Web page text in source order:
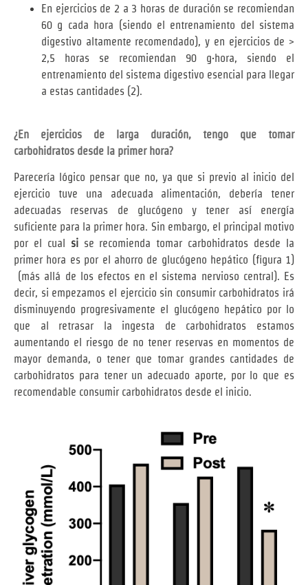
En ejercicios de 2 a 3 horas de duración se recomiendan
60 g cada hora (siendo el entrenamiento del sistema
digestivo altamente recomendado), y en ejercicios de >
2,5 horas se recomiendan 90 g·hora, siendo el
entrenamiento del sistema digestivo esencial para llegar
a estas cantidades (2).
¿En ejercicios de larga duración, tengo que tomar
carbohidratos desde la primer hora?
Parecería lógico pensar que no, ya que si previo al inicio del
ejercicio tuve una adecuada alimentación, debería tener
adecuadas reservas de glucógeno y tener así energía
suficiente para la primer hora. Sin embargo, el principal motivo
por el cual sise recomienda tomar carbohidratos desde la
primer hora es por el ahorro de glucógeno hepático (figura 1)
(más allá de los efectos en el sistema nervioso central). Es
decir, si empezamos el ejercicio sin consumir carbohidratos irá
disminuyendo progresivamente el glucógeno hepático por lo
que al retrasar la ingesta de carbohidratos estamos
aumentando el riesgo de no tener reservas en momentos de
mayor demanda, o tener que tomar grandes cantidades de
carbohidratos para tener un adecuado aporte, por lo que es
recomendable consumir carbohidratos desde el inicio.